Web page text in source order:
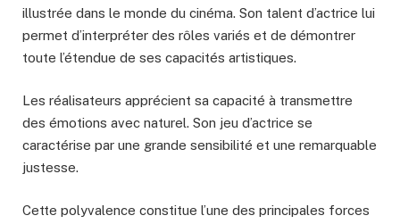
illustrée dans le monde du cinéma. Son talent d’actrice lui
permet d’interpréter des rôles variés et de démontrer
toute l’étendue de ses capacités artistiques.
Les réalisateurs apprécient sa capacité à transmettre
des émotions avec naturel. Son jeu d’actrice se
caractérise par une grande sensibilité et une remarquable
justesse.
Cette polyvalence constitue l’une des principales forces